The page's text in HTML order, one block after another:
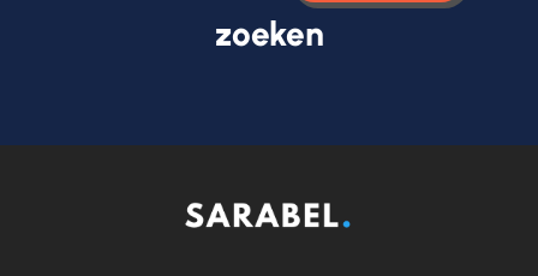
zoeken